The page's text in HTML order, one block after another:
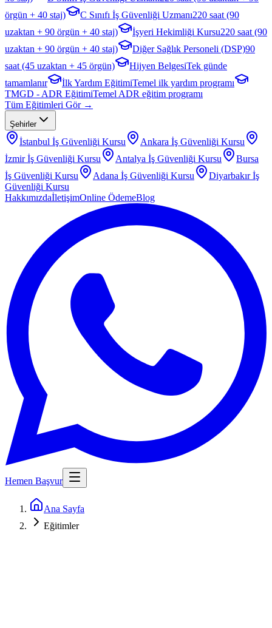
örgün + 40 staj)
C Sınıfı İş Güvenliği Uzmanı220 saat (90
uzaktan + 90 örgün + 40 staj)
İşyeri Hekimliği Kursu220 saat (90
uzaktan + 90 örgün + 40 staj)
Diğer Sağlık Personeli (DSP)90
saat (45 uzaktan + 45 örgün)
Hijyen BelgesiTek günde
tamamlanır
İlk Yardım EğitimiTemel ilk yardım programı
TMGD - ADR EğitimiTemel ADR eğitim programı
Tüm Eğitimleri Gör →
Şehirler
İstanbul İş Güvenliği Kursu Ankara İş Güvenliği Kursu
İzmirİş Güvenliği Kursu Antalya İş Güvenliği Kursu
Bursa
İş Güvenliği Kursu
Adana İş Güvenliği Kursu Diyarbakırİş
Güvenliği Kursu
HakkımızdaİletişimOnline ÖdemeBlog
Hemen Başvur
Ana Sayfa
Eğitimler